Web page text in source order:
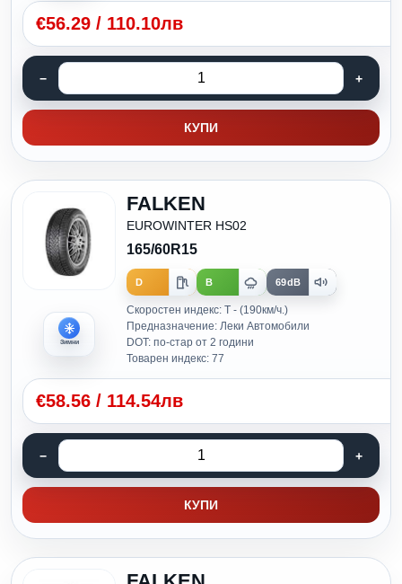
€56.29 / 110.10лв
КУПИ
Зимни
FALKEN
EUROWINTER HS02
165/60R15
D B 69dB
Скоростен индекс: T - (190км/ч.)
Предназначение: Леки Автомобили
DOT: по-стар от 2 години
Товарен индекс: 77
€58.56 / 114.54лв
КУПИ